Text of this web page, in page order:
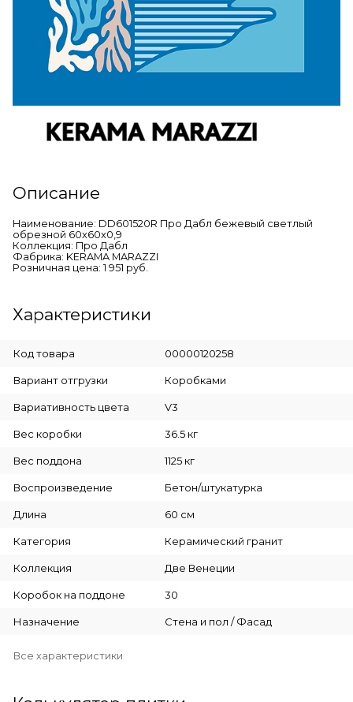
Описание
Наименование: DD601520R Про Дабл бежевый светлый
обрезной 60x60x0,9
Коллекция: Про Дабл
Фабрика: KERAMA MARAZZI
Розничная цена: 1 951 руб.
Характеристики
Код товара 00000120258
Вариант отгрузки Коробками
Вариативность цвета V3
Вес коробки 36.5 кг
Вес поддона 1125 кг
Воспроизведение Бетон/штукатурка
Длина 60 см
Категория Керамический гранит
Коллекция Две Венеции
Коробок на поддоне 30
Назначение Стена и пол / Фасад
Все характеристики